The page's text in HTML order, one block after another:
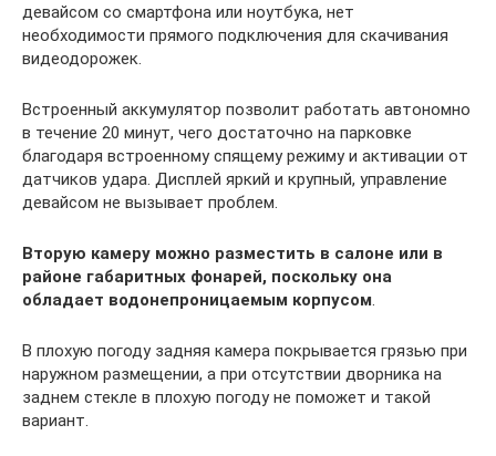
девайсом со смартфона или ноутбука, нет
необходимости прямого подключения для скачивания
видеодорожек.
Встроенный аккумулятор позволит работать автономно
в течение 20 минут, чего достаточно на парковке
благодаря встроенному спящему режиму и активации от
датчиков удара. Дисплей яркий и крупный, управление
девайсом не вызывает проблем.
Вторую камеру можно разместить в салоне или в
районе габаритных фонарей, поскольку она
обладает водонепроницаемым корпусом.
В плохую погоду задняя камера покрывается грязью при
наружном размещении, а при отсутствии дворника на
заднем стекле в плохую погоду не поможет и такой
вариант.